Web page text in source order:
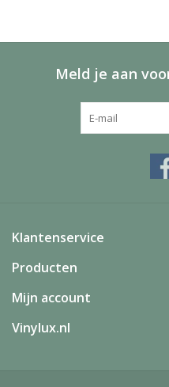
Meld je aan
Klantenservice
Producten
Mijn account
Vinylux.nl